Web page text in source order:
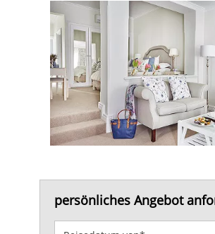
persönliches Angebot